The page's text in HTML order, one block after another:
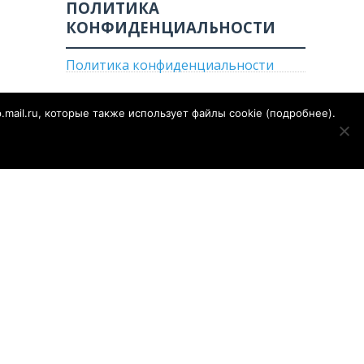
ПОЛИТИКА
КОНФИДЕНЦИАЛЬНОСТИ
Политика конфиденциальности
которые также использует файлы cookie (подробнее).